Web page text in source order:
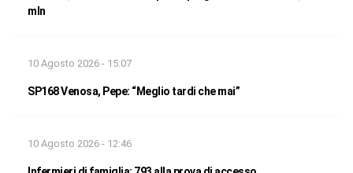
mln
10 Agosto 2026 - 15:07
SP168 Venosa, Pepe: “Meglio tardi che mai”
10 Agosto 2026 - 12:46